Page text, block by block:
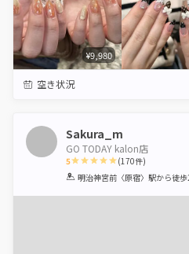
¥9,980
空き状況
Sakura_m
GO TODAY kalon店
5
1 2 3 4 5
(170件)
明治神宮前〈原宿〉駅から徒